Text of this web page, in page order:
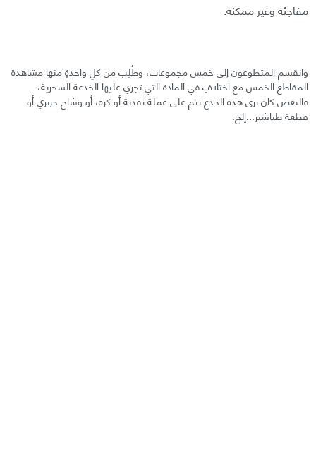
مفاجئة وغير ممكنة.
وانقسم المتطوعون إلى خمس مجموعات، وطُلِب من كلِ واحدةٍ منها مشاهدة
المقاطع الخمس مع اختلافٍ في المادة التي تجري عليها الخدعة السحرية،
فالبعض كان يرى هذه الخدع تتم على عملة نقدية أو كرة، أو وشاح حريري أو
قطعة طباشير...إلخ.